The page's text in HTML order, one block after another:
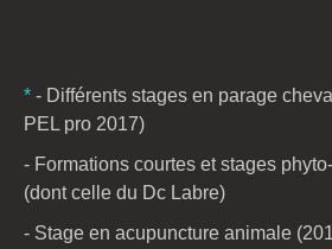
* - Différents stages en parage
PEL pro 2017)
- Formations courtes et stages
(dont celle du Dc Labre)
- Stage en acupuncture animale